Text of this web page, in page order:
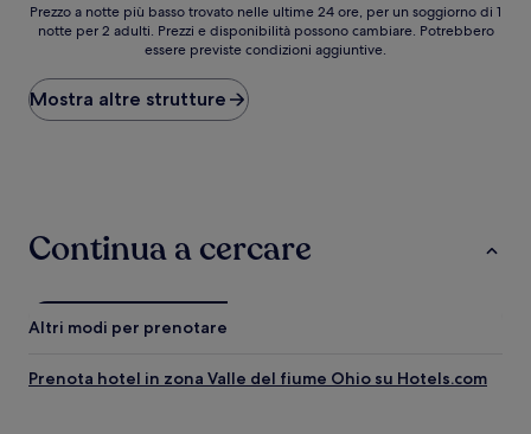
Prezzo
più
basso
trovato
un
notte
2
Prezzo a notte più basso trovato nelle ultime 24 ore, per un soggiorno di 1
notte per 2 adulti. Prezzi e disponibilità possono cambiare. Potrebbero
essere previste condizioni aggiuntive.
Mostra altre strutture
Continua a cercare
Altri modi per prenotare
Prenota hotel in zona Valle del fiume Ohio su Hotels.com